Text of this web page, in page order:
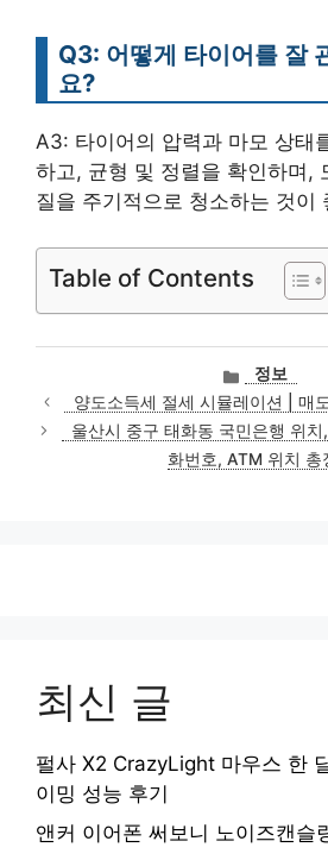
Q3: 어떻게 타이어를 잘
요?
A3: 타이어의 압력과 마모 상태
하고, 균형 및 정렬을 확인하며,
질을 주기적으로 청소하는 것이
Table of Contents
카
테
고
리
정보
양도소득세 절세 시뮬레이션 | 매
울산시 중구 태화동 국민은행 위
화번호, ATM 위치 총
최신 글
펄사 X2 CrazyLight 마우스 한
이밍 성능 후기
앤커 이어폰 써보니 노이즈캔슬